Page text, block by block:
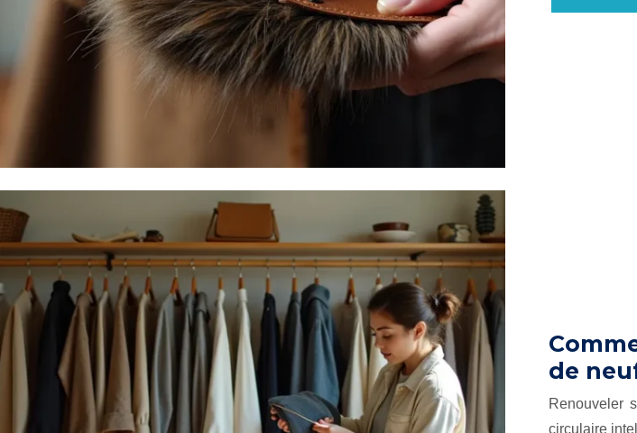
de
Renouveler
circulaire